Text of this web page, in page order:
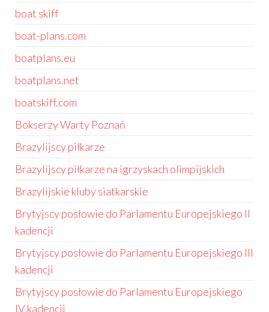
boat skiff
boat-plans.com
boatplans.eu
boatplans.net
boatskiff.com
Bokserzy Warty Poznań
Brazylijscy piłkarze
Brazylijscy piłkarze na igrzyskach olimpijskich
Brazylijskie kluby siatkarskie
Brytyjscy posłowie do Parlamentu Europejskiego II
kadencji
Brytyjscy posłowie do Parlamentu Europejskiego III
kadencji
Brytyjscy posłowie do Parlamentu Europejskiego
IV kadencji